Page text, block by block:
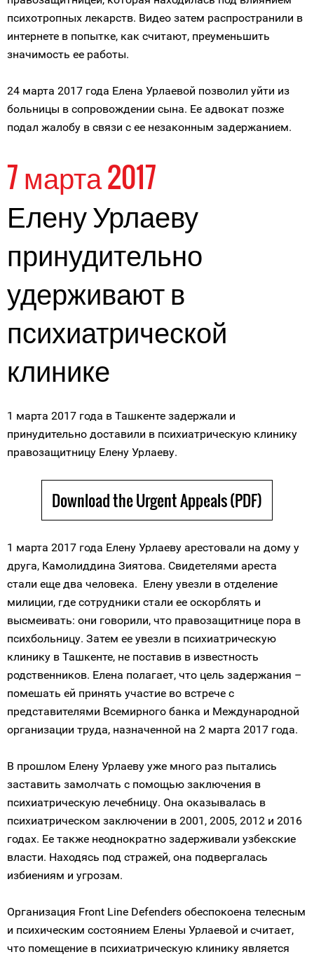
психотропных лекарств. Видео затем распространили в
интернете в попытке, как считают, преуменьшить
значимость ее работы.
24 марта 2017 года Елена Урлаевой позволил уйти из
больницы в сопровождении сына. Ее адвокат позже
подал жалобу в связи с ее незаконным задержанием.
7 марта 2017
Елену Урлаеву
принудительно
удерживают в
психиатрической
клинике
1 марта 2017 года в Ташкенте задержали и
принудительно доставили в психиатрическую клинику
правозащитницу Елену Урлаеву.
Download the Urgent Appeals (PDF)
1 марта 2017 года Елену Урлаеву арестовали на дому у
друга, Камолиддина Зиятова. Свидетелями ареста
стали еще два человека. Елену увезли в отделение
милиции, где сотрудники стали ее оскорблять и
высмеивать: они говорили, что правозащитнице пора в
психбольницу. Затем ее увезли в психиатрическую
клинику в Ташкенте, не поставив в известность
родственников. Елена полагает, что цель задержания –
помешать ей принять участие во встрече с
представителями Всемирного банка и Международной
организации труда, назначенной на 2 марта 2017 года.
В прошлом Елену Урлаеву уже много раз пытались
заставить замолчать с помощью заключения в
психиатрическую лечебницу. Она оказывалась в
психиатрическом заключении в 2001, 2005, 2012 и 2016
годах. Ее также неоднократно задерживали узбекские
власти. Находясь под стражей, она подвергалась
избиениям и угрозам.
Организация Front Line Defenders обеспокоена телесным
и психическим состоянием Елены Урлаевой и считает,
что помещение в психиатрическую клинику является